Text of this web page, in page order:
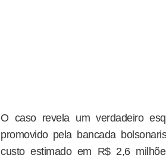
O caso revela um verdadeiro
promovido pela bancada
custo estimado em R$ 2,6